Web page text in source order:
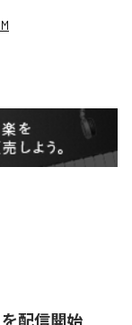
を配信開始